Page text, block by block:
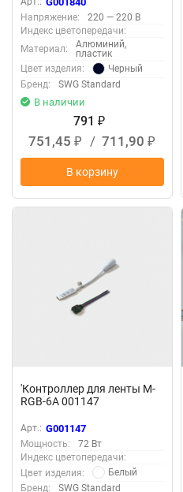
Напряжение:
220 — 220 В
Индекс цветопередачи:
Материал:
Алюминий,
пластик
Цвет изделия:
Черный
Бренд:
SWG Standard
В наличии
791 ₽
751,45 ₽ / 711,90 ₽
В корзину
'Контроллер для ленты M-
RGB-6А 001147
Арт.: G001147
Мощность:
72 Вт
Индекс цветопередачи:
Цвет изделия:
Белый
Бренд:
SWG Standard